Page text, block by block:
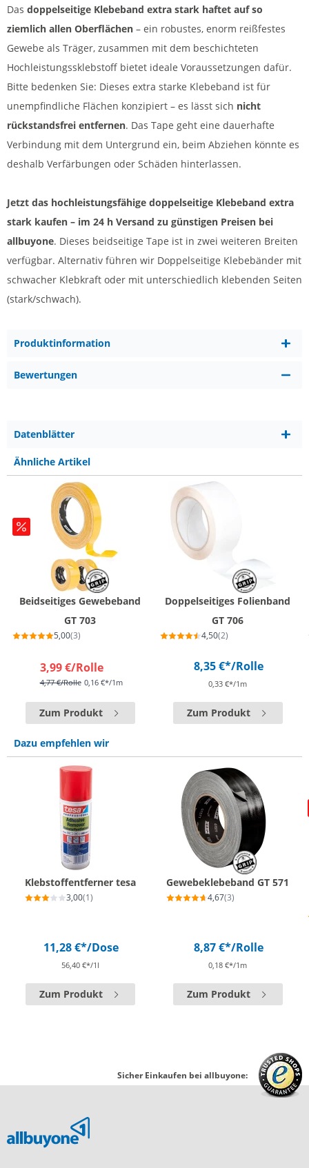
Das doppelseitige Klebeband extra stark haftet auf so
ziemlich allen Oberflächen – ein robustes, enorm reißfestes
Gewebe als Träger, zusammen mit dem beschichteten
Hochleistungssklebstoff bietet ideale Voraussetzungen dafür.
Bitte bedenken Sie: Dieses extra starke Klebeband ist für
unempfindliche Flächen konzipiert – es lässt sich nicht
rückstandsfrei entfernen. Das Tape geht eine dauerhafte
Verbindung mit dem Untergrund ein, beim Abziehen könnte es
deshalb Verfärbungen oder Schäden hinterlassen.
Jetzt das hochleistungsfähige doppelseitige Klebeband extra
stark kaufen – im 24 h Versand zu günstigen Preisen bei
allbuyone. Dieses beidseitige Tape ist in zwei weiteren Breiten
verfügbar. Alternativ führen wir Doppelseitige Klebebänder mit
schwacher Klebkraft oder mit unterschiedlich klebenden Seiten
(stark/schwach).
Produktinformation
Bewertungen
Datenblätter
Ähnliche Artikel
Beidseitiges Gewebeband
GT 703
5,00(3)
3,99 €/Rolle
4,77 €/Rolle 0,16 €*/1m
Zum Produkt
Doppelseitiges Folienband
GT 706
4,50(2)
8,35 €*/Rolle
0,33 €*/1m
Zum Produkt
Dazu empfehlen wir
Klebstoffentferner tesa
3,00(1)
11,28 €*/Dose
56,40 €*/1l
Zum Produkt
Gewebeklebeband GT 571
4,67(3)
8,87 €*/Rolle
0,18 €*/1m
Zum Produkt
Sicher Einkaufen bei allbuyone: